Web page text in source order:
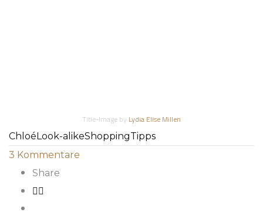
Title-Image by Lydia Elise Millen
ChloéLook-alikeShoppingTipps
3 Kommentare
Share